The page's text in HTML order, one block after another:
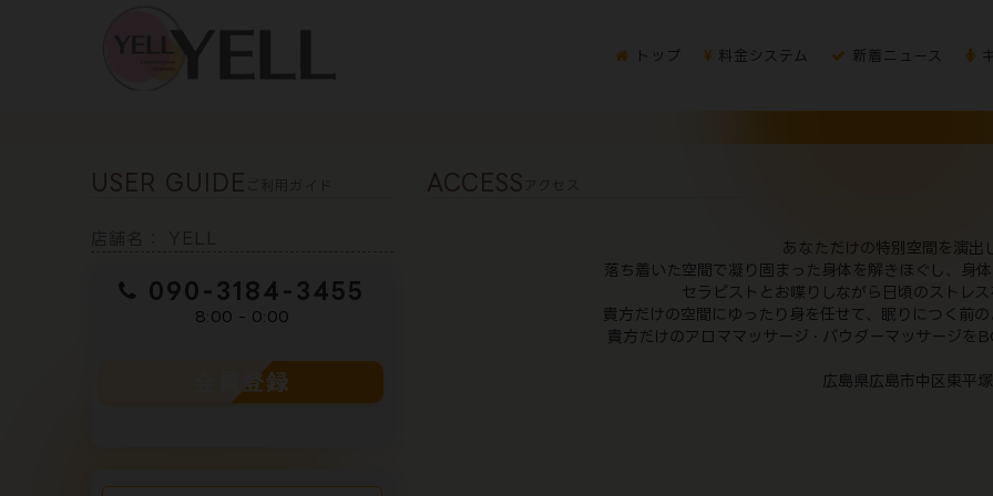
トップ 料金システム 新着ニュース
ACCESS
あなただけの特別空間を演出
落ち着いた空間で凝り固まった身体を解きほぐし、身
セラピストとお喋りしながら日頃のストレ
貴方だけの空間にゆったり身を任せて、眠りにつく前
貴方だけのアロママッサージ・パウダーマッサージを
広島県広島市中区東平
USER GUIDE
090-3184-3455
8:00 - 0:00
会員登録